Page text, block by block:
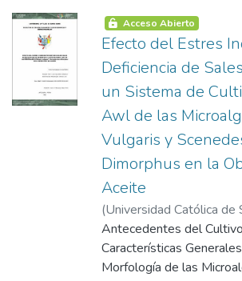
la Geometría Dinámica
Estructuras Terciarias
Estructuras Terciarias
Dinámica Molecular de
Cuaternarias Validación
Obtención y Estudio de
Termodinámicos
Degradación de Residuos
Biodigestores Biol Usos
Biol Fuente Microbiana
Futuras
Acceso Abierto
Efecto del Estres
Deficiencia de
un Sistema de
Awl de las
Vulgaris y
Dimorphus en la
Aceite
(Universidad Católica de
2013-01-18) Gómez
Vanessa;Rodríguez
Antecedentes del
Características
Morfología de las